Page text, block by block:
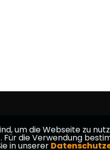
um die Webseite zu
die Verwendung
in unserer